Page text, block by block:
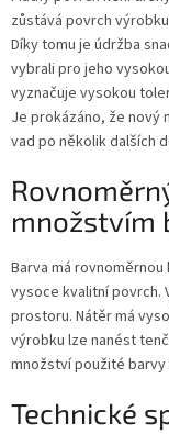
zůstává povrch
Díky tomu je údržba
vybrali pro jeho
vyznačuje vysokou
Je prokázáno, že nový
vad po několik dalších
množstvím
Barva má
vysoce kvalitní povrch.
prostoru. Nátěr má
výrobku lze nanést
množství použité
Technické